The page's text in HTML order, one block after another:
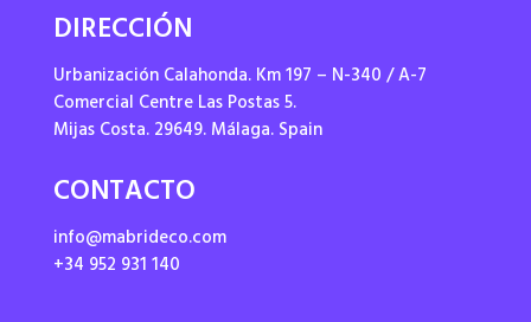
DIRECCIÓN
Urbanización Calahonda. Km 197 – N-340 / A-7
Comercial Centre Las Postas 5.
Mijas Costa. 29649. Málaga. Spain
CONTACTO
info@mabrideco.com
+34 952 931 140